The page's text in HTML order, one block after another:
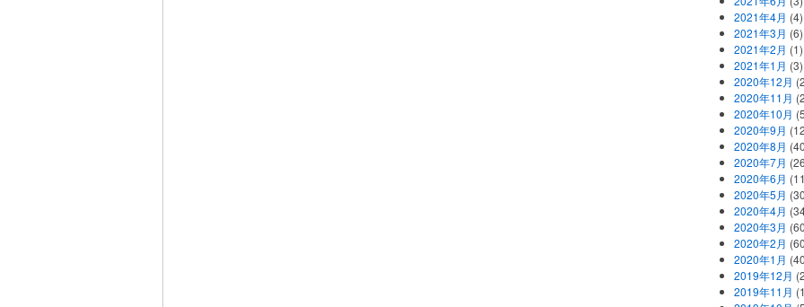
2021年4月 (4)
2021年3月 (6)
2021年2月 (1)
2021年1月 (3)
2020年12月
2020年11月
2020年10月
2020年9月
2020年8月
2020年7月
2020年6月
2020年5月
2020年4月
2020年3月
2020年2月
2020年1月
2019年12月
2019年11月